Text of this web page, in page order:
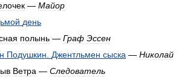
— Майор
день
полынь — Граф Эссен
Подушкин Джентльмен сыска — Николай
Ветра — Следователь